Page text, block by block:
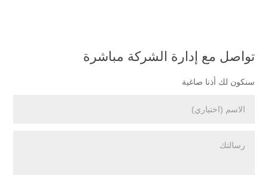
تواصل مع إدارة الشركة مباشرة
سنكون لك أذنا صاغية